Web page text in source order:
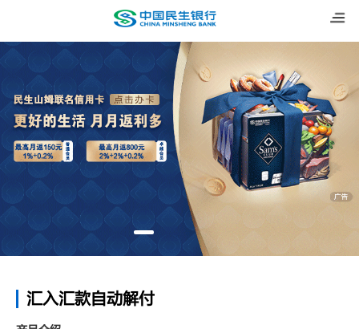
汇入汇款自动解付